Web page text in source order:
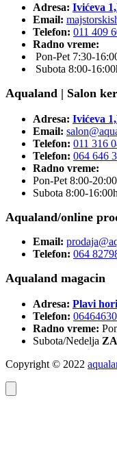
Adresa: Ivićeva
Email:
Telefon: 011 409
Radno vreme:
Pon-Pet 7:30-
Subota 8:00-
Aqualand | Salon
Adresa: Ivićeva
Email:
Telefon: 011 316
Telefon: 064 646
Radno vreme:
Pon-Pet 8:00-
Subota 8:00-16:00h
Aqualand/online
Email:
Telefon: 064
Aqualand magacin
Adresa: Plavi
Telefon:
Radno vreme:
Subota/Nedelja
Copyright © 2022